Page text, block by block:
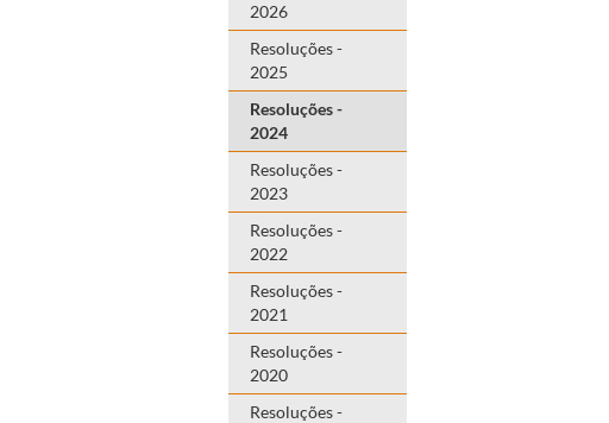
2026
Resoluções -
2025
Resoluções -
2024
Resoluções -
2023
Resoluções -
2022
Resoluções -
2021
Resoluções -
2020
Resoluções -